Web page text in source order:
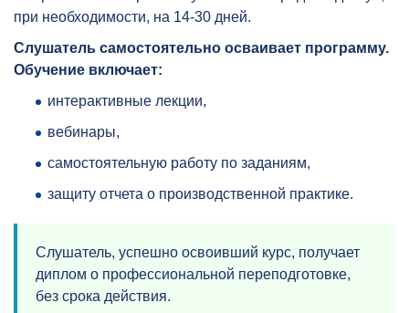
при необходимости, на 14-30 дней.
Слушатель самостоятельно осваивает программу.
Обучение включает:
интерактивные лекции,
вебинары,
самостоятельную работу по заданиям,
защиту отчета о производственной практике.
Слушатель, успешно освоивший курс, получает
диплом о профессиональной переподготовке,
без срока действия.